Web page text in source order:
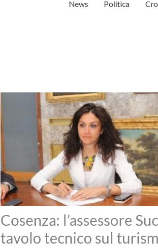
News Politica
Cosenza: l’assessore
tavolo tecnico sul